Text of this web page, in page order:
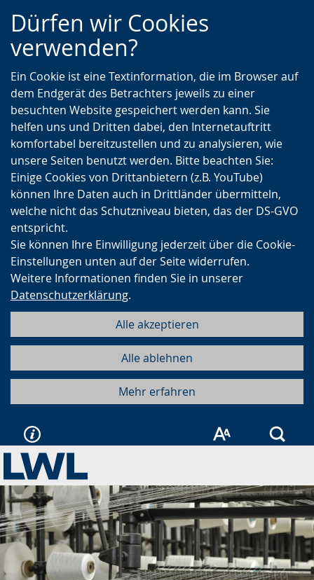
Zur
Hauptnavigation
Zur
Seitennavigation
Zum
Inhalt
Dürfen wir Cookies
verwenden?
Ein Cookie ist eine Textinformation, die im Browser auf
dem Endgerät des Betrachters jeweils zu einer
besuchten Website gespeichert werden kann. Sie
helfen uns und Dritten dabei, den Internetauftritt
komfortabel bereitzustellen und zu analysieren, wie
unsere Seiten benutzt werden. Bitte beachten Sie:
Einige Cookies von Drittanbietern (z.B. YouTube)
können Ihre Daten auch in Drittländer übermitteln,
welche nicht das Schutzniveau bieten, das der DS-GVO
entspricht.
Sie können Ihre Einwilligung jederzeit über die Cookie-
Einstellungen unten auf der Seite widerrufen.
Weitere Informationen finden Sie in unserer
Datenschutzerklärung.
Alle akzeptieren
Alle ablehnen
Mehr erfahren